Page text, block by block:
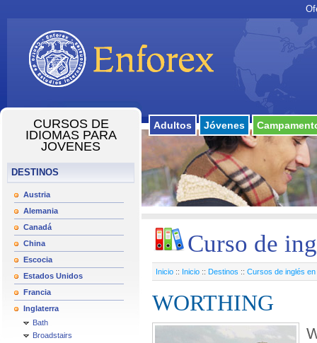
Adultos Jóvenes
CURSOS DE
IDIOMAS PARA
JOVENES
DESTINOS
Austria
Alemania
Canadá
China
Escocia
Estados Unidos
Francia
Inglaterra
Bath
Broadstairs
Curso de
Inicio :: Inicio :: Destinos :: Cursos de inglés
WORTHING